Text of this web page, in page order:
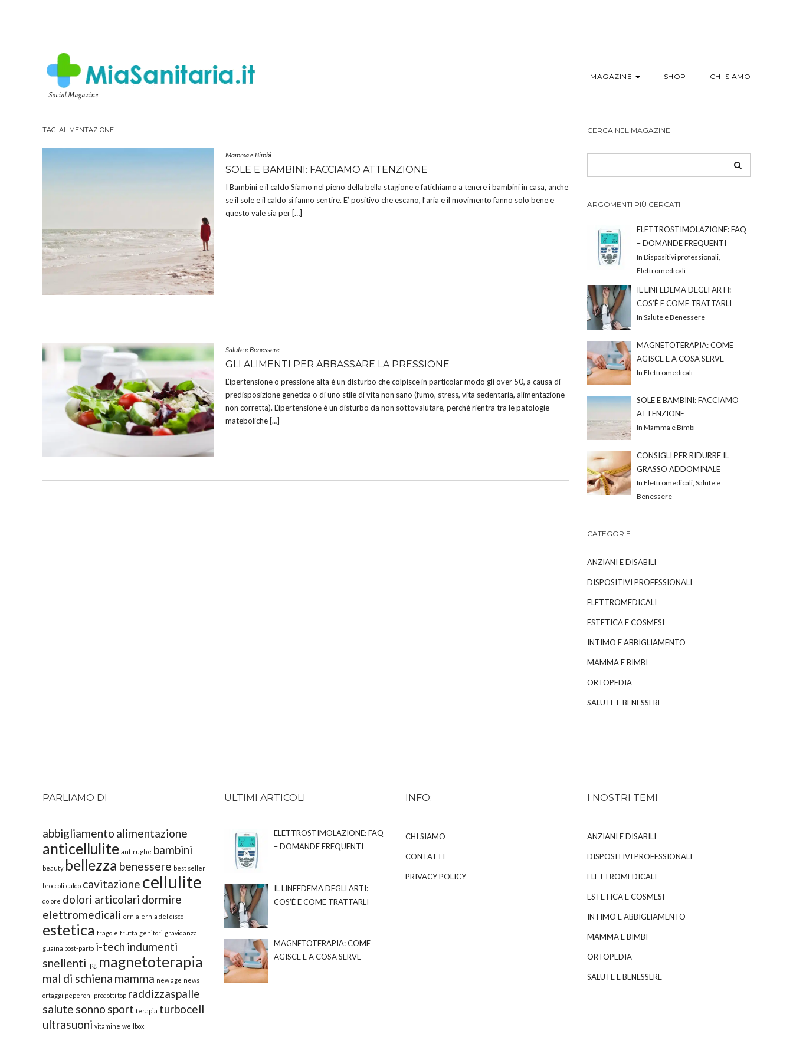
Social Magazine
MAGAZINE SHOP CHI SIAMO
TAG: ALIMENTAZIONE
Mamma e Bimbi
SOLE E BAMBINI: FACCIAMO ATTENZIONE
I Bambini e il caldo Siamo nel pieno della bella stagione e fatichiamo a tenere i bambini in casa, anche
se il sole e il caldo si fanno sentire. E’ positivo che escano, l’aria e il movimento fanno solo bene e
questo vale sia per […]
Salute e Benessere
GLI ALIMENTI PER ABBASSARE LA PRESSIONE
L’ipertensione o pressione alta è un disturbo che colpisce in particolar modo gli over 50, a causa di
predisposizione genetica o di uno stile di vita non sano (fumo, stress, vita sedentaria, alimentazione
non corretta). L’ipertensione è un disturbo da non sottovalutare, perchè rientra tra le patologie
mateboliche […]
CERCA NEL MAGAZINE
ARGOMENTI PIÙ CERCATI
ELETTROSTIMOLAZIONE: FAQ
– DOMANDE FREQUENTI
In Dispositivi professionali,
Elettromedicali
IL LINFEDEMA DEGLI ARTI:
COS’È E COME TRATTARLI
In Salute e Benessere
MAGNETOTERAPIA: COME
AGISCE E A COSA SERVE
In Elettromedicali
SOLE E BAMBINI: FACCIAMO
ATTENZIONE
In Mamma e Bimbi
CONSIGLI PER RIDURRE IL
GRASSO ADDOMINALE
In Elettromedicali, Salute e
Benessere
CATEGORIE
ANZIANI E DISABILI
DISPOSITIVI PROFESSIONALI
ELETTROMEDICALI
ESTETICA E COSMESI
INTIMO E ABBIGLIAMENTO
MAMMA E BIMBI
ORTOPEDIA
SALUTE E BENESSERE
PARLIAMO DI
abbigliamento alimentazione
anticellulite antirughe bambini
beauty bellezza benessere best seller
broccoli caldo cavitazione cellulite
dolore dolori articolari dormire
elettromedicali ernia ernia del disco
estetica fragole frutta genitori gravidanza
guaina post-parto i-tech indumenti
snellenti lpg magnetoterapia
mal di schiena mamma new age news
ortaggi peperoni prodotti top raddizzaspalle
salute sonno sport terapia turbocell
ultrasuoni vitamine wellbox
ULTIMI ARTICOLI
ELETTROSTIMOLAZIONE: FAQ
– DOMANDE FREQUENTI
IL LINFEDEMA DEGLI ARTI:
COS’È E COME TRATTARLI
MAGNETOTERAPIA: COME
AGISCE E A COSA SERVE
INFO:
CHI SIAMO
CONTATTI
PRIVACY POLICY
I NOSTRI TEMI
ANZIANI E DISABILI
DISPOSITIVI PROFESSIONALI
ELETTROMEDICALI
ESTETICA E COSMESI
INTIMO E ABBIGLIAMENTO
MAMMA E BIMBI
ORTOPEDIA
SALUTE E BENESSERE